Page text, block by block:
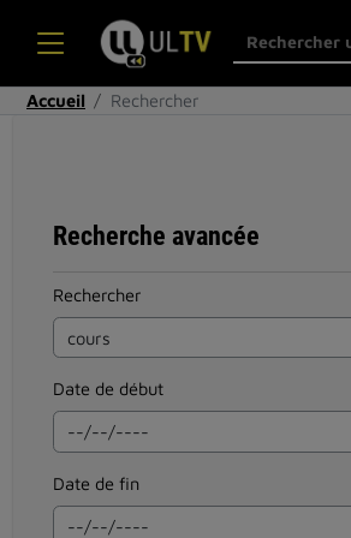
Accueil Rechercher
Recherche avancée
Rechercher
Date de début
Date de fin